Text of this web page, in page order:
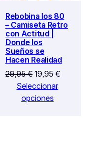
Rebobina los 80
– Camiseta Retro
con Actitud |
Donde los
Sueños se
Hacen Realidad
29,95€ El
precio
original
19,95€El
Seleccionar
opciones